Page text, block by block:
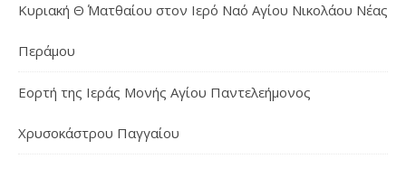
Κυριακή Θ΄ Ματθαίου στον Ιερό Ναό Αγίου Νικολάου Νέας
Περάμου
Εορτή της Ιεράς Μονής Αγίου Παντελεήμονος
Χρυσοκάστρου Παγγαίου